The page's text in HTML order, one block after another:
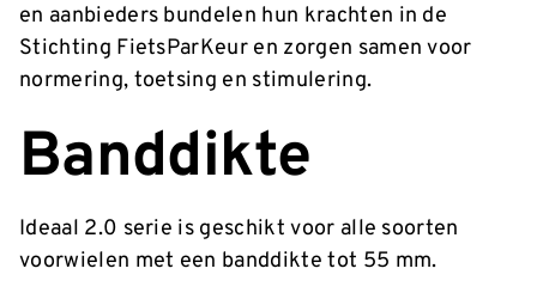
en aanbieders bundelen hun krachten in de
Stichting FietsParKeur en zorgen samen voor
normering, toetsing en stimulering.
Banddikte
Ideaal 2.0 serie is geschikt voor alle soorten
voorwielen met een banddikte tot 55 mm.